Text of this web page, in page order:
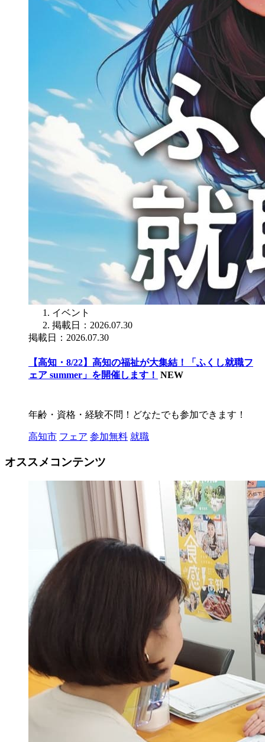
イベント
掲載日：2026.07.30
掲載日：2026.07.30
【高知・8/22】高知の福祉が大集結！「ふくし就職フ
ェア summer」を開催します！ NEW
年齢・資格・経験不問！どなたでも参加できます！
高知市 フェア 参加無料 就職
オススメコンテンツ